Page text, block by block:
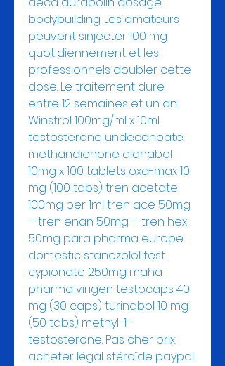
bodybuilding. Les amateurs
peuvent sinjecter 100 mg
quotidiennement et les
professionnels doubler cette
dose. Le traitement dure
entre 12 semaines et un an.
Winstrol 100mg/ml x 10ml
testosterone undecanoate
methandienone dianabol
10mg x 100 tablets oxa-max 10
mg (100 tabs) tren acetate
100mg per 1ml tren ace 50mg
– tren enan 50mg – tren hex
50mg para pharma europe
domestic stanozolol test
cypionate 250mg maha
pharma virigen testocaps 40
mg (30 caps) turinabol 10 mg
(50 tabs) methyl-1-
testosterone. Pas cher prix
acheter légal stéroïde paypal.